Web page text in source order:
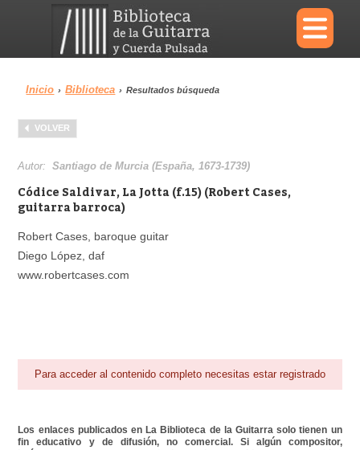
×
Menu
Biblioteca Diccionario
Área personal
Inicio › Biblioteca › Resultados búsqueda
VOLVER
Autor:Santiago de Murcia (España, 1673-1739)
Códice Saldivar, La Jotta (f.15) (Robert Cases,
guitarra barroca)
Robert Cases, baroque guitar
Diego López, daf
www.robertcases.com
Para acceder al contenido completo necesitas estar registrado
Los enlaces publicados en La Biblioteca de la Guitarra solo tienen un
fin educativo y de difusión, no comercial. Si algún compositor,